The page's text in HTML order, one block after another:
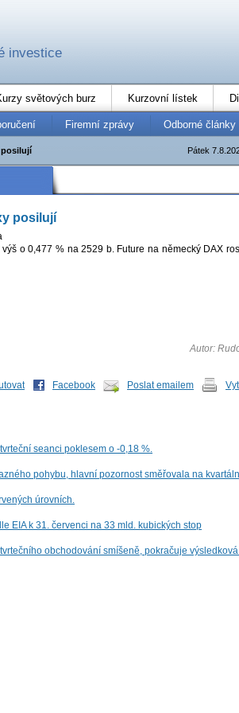
investice
světových burz Kurzovní lístek
Firemní zprávy Odborné články
Pátek
posilují
posilují
o 0,477 % na 2529 b. Future na německý DAX
Autor:
Facebook Poslat emailem
seanci poklesem o -0,18 %.
pohybu, hlavní pozornost směřovala na
úrovních.
EIA k 31. červenci na 33 mld. kubických stop
obchodování smíšeně, pokračuje